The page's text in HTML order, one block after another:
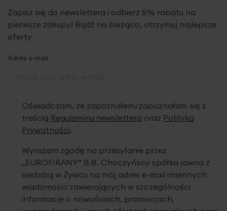
Zapisz się do newslettera i odbierz 5% rabatu na
pierwsze zakupy! Bądź na bieżąco, otrzymuj najlepsze
oferty
Adres e-mail
Oświadczam, że zapoznałem/zapoznałam się z
treścią Regulaminu newslettera oraz Polityką
Prywatności.
Wyrażam zgodę na przesyłanie przez
„EUROFIRANY” B.B. Choczyńscy spółka jawna z
siedzibą w Żywcu na mój adres e-mail imiennych
wiadomości zawierających w szczególności
informacje o nowościach, promocjach,